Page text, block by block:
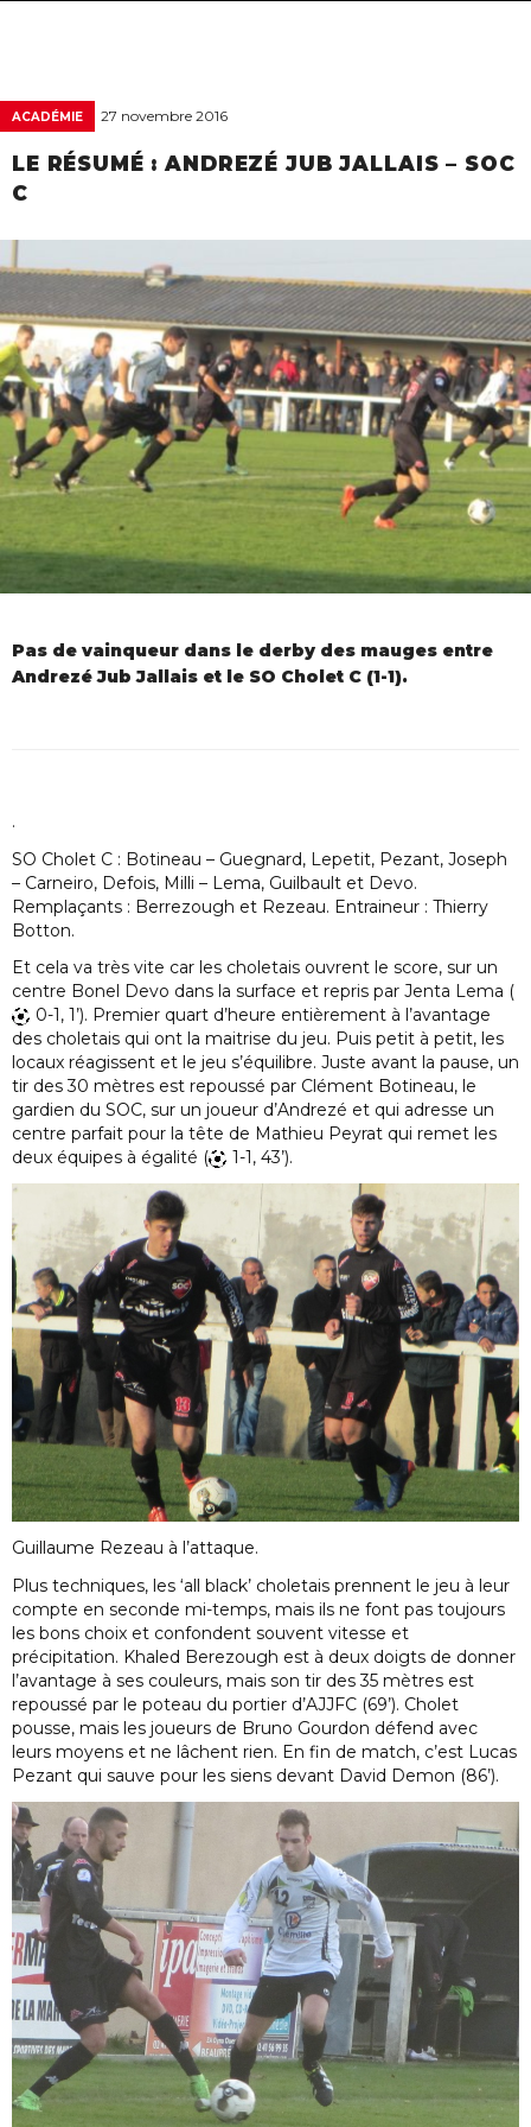
ACADÉMIE 27 novembre 2016
LE RÉSUMÉ : ANDREZÉ JUB JALLAIS – SOC
C
Pas de vainqueur dans le derby des mauges entre
Andrezé Jub Jallais et le SO Cholet C (1-1).
.
SO Cholet C : Botineau – Guegnard, Lepetit, Pezant, Joseph
– Carneiro, Defois, Milli – Lema, Guilbault et Devo.
Remplaçants : Berrezough et Rezeau. Entraineur : Thierry
Botton.
Et cela va très vite car les choletais ouvrent le score, sur un
centre Bonel Devo dans la surface et repris par Jenta Lema (
0-1, 1’). Premier quart d’heure entièrement à l’avantage
des choletais qui ont la maitrise du jeu. Puis petit à petit, les
locaux réagissent et le jeu s’équilibre. Juste avant la pause, un
tir des 30 mètres est repoussé par Clément Botineau, le
gardien du SOC, sur un joueur d’Andrezé et qui adresse un
centre parfait pour la tête de Mathieu Peyrat qui remet les
deux équipes à égalité (
1-1, 43’).
Guillaume Rezeau à l’attaque.
Plus techniques, les ‘all black’ choletais prennent le jeu à leur
compte en seconde mi-temps, mais ils ne font pas toujours
les bons choix et confondent souvent vitesse et
précipitation. Khaled Berezough est à deux doigts de donner
l’avantage à ses couleurs, mais son tir des 35 mètres est
repoussé par le poteau du portier d’AJJFC (69’). Cholet
pousse, mais les joueurs de Bruno Gourdon défend avec
leurs moyens et ne lâchent rien. En fin de match, c’est Lucas
Pezant qui sauve pour les siens devant David Demon (86’).